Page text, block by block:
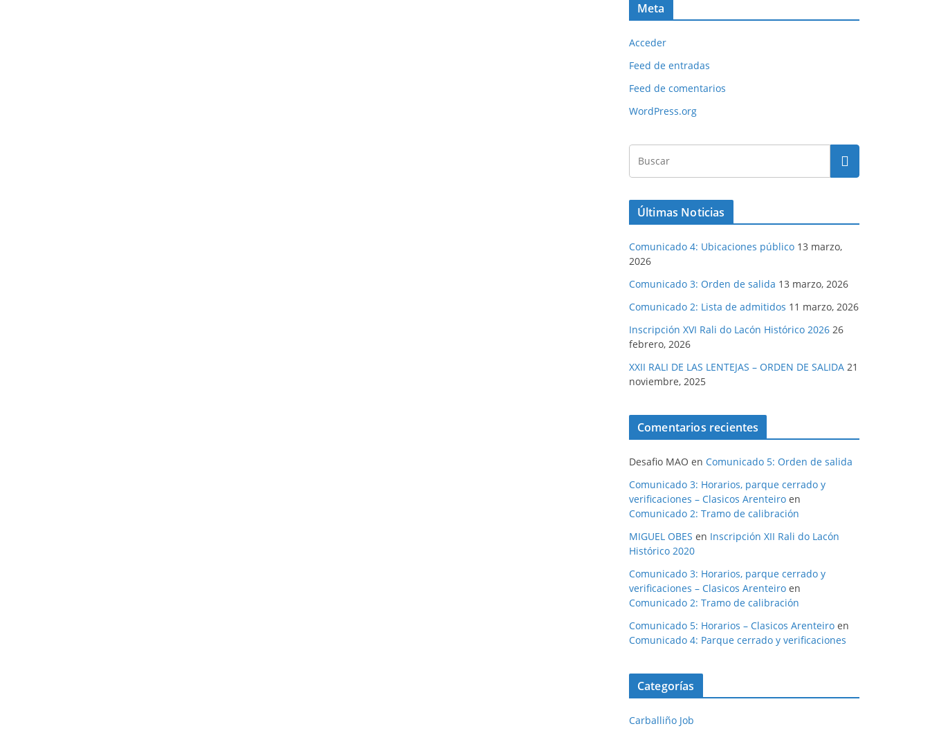
Meta
Acceder
Feed de entradas
Feed de comentarios
WordPress.org
Últimas Noticias
Comunicado 4: Ubicaciones público 13 marzo,
2026
Comunicado 3: Orden de salida 13 marzo, 2026
Comunicado 2: Lista de admitidos 11 marzo, 2026
Inscripción XVI Rali do Lacón Histórico 2026 26
febrero, 2026
XXII RALI DE LAS LENTEJAS – ORDEN DE SALIDA 21
noviembre, 2025
Comentarios recientes
Desafio MAO en Comunicado 5: Orden de salida
Comunicado 3: Horarios, parque cerrado y
verificaciones – Clasicos Arenteiro en
Comunicado 2: Tramo de calibración
MIGUEL OBES en Inscripción XII Rali do Lacón
Histórico 2020
Comunicado 3: Horarios, parque cerrado y
verificaciones – Clasicos Arenteiro en
Comunicado 2: Tramo de calibración
Comunicado 5: Horarios – Clasicos Arenteiro en
Comunicado 4: Parque cerrado y verificaciones
Categorías
Carballiño Job